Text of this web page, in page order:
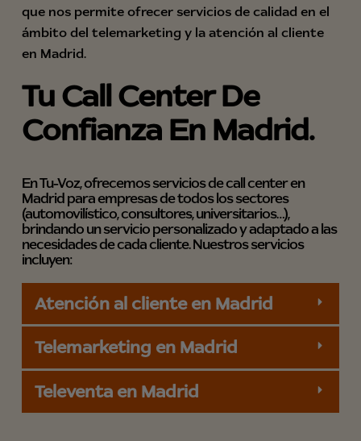
que nos permite ofrecer servicios de calidad en el
ámbito del telemarketing y la atención al cliente
en Madrid.
Tu Call Center De
Confianza En Madrid.
En Tu-Voz, ofrecemos servicios de call center en
Madrid para empresas de todos los sectores
(automovilístico, consultores, universitarios…),
brindando un servicio personalizado y adaptado a las
necesidades de cada cliente. Nuestros servicios
incluyen:
Atención al cliente en Madrid
Telemarketing en Madrid
Televenta en Madrid